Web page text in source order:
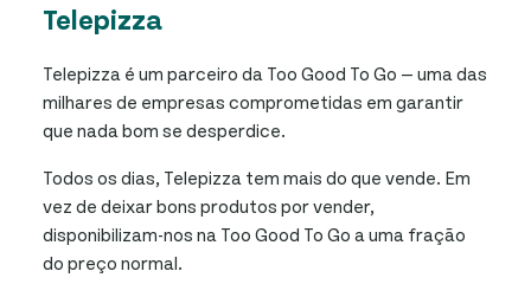
Telepizza
Telepizza é um parceiro da Too Good To Go — uma das
milhares de empresas comprometidas em garantir
que nada bom se desperdice.
Todos os dias, Telepizza tem mais do que vende. Em
vez de deixar bons produtos por vender,
disponibilizam-nos na Too Good To Go a uma fração
do preço normal.